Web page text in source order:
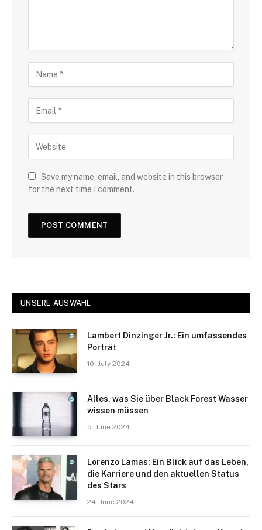
Save my name, email, and website in this browser
for the next time I comment.
UNSERE AUSWAHL
Lambert Dinzinger Jr.: Ein umfassendes
Porträt
10. July 2024
Alles, was Sie über Black Forest Wasser
wissen müssen
5. June 2024
Lorenzo Lamas: Ein Blick auf das Leben,
die Karriere und den aktuellen Status
des Stars
24. June 2024